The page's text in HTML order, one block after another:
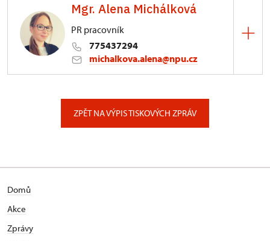
Valdštejnské náměstí 162/3, Praha
Mgr. Alena Michálková
PR pracovník
775437294
michalkova.alena@npu.cz
ZPĚT NA VÝPIS TISKOVÝCH ZPRÁV
Domů
Akce
Zprávy